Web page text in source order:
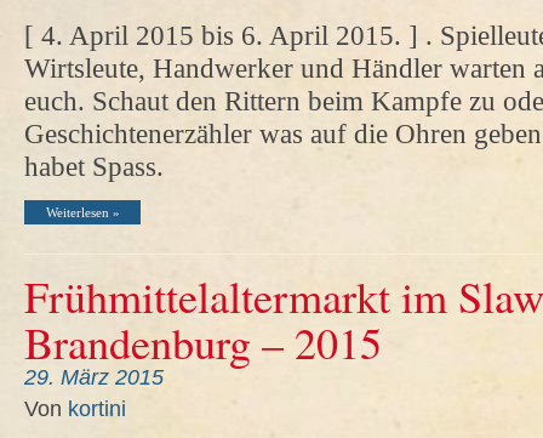
[ 4. April 2015 bis 6. April 2015. ] .
Wirtsleute, Handwerker und Händler warten
euch. Schaut den Rittern beim Kampfe zu
Geschichtenerzähler was auf die Ohren
habet Spass.
Weiterlesen »
Frühmittelaltermarkt im
Brandenburg – 2015
29. März 2015
Von kortini